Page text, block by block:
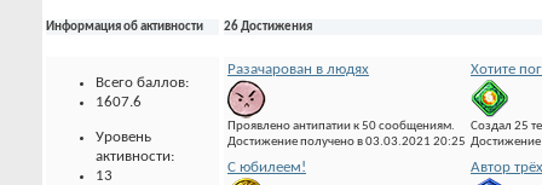
Информация об активности
Всего баллов:
1607.6
Уровень
активности:
13
26 Достижения
Разачарован в людях
Проявлено антипатии к 50 сообщениям.
Достижение получено в 03.03.2021 20:25
Хотите
Создал 25
С юбилеем! Автор